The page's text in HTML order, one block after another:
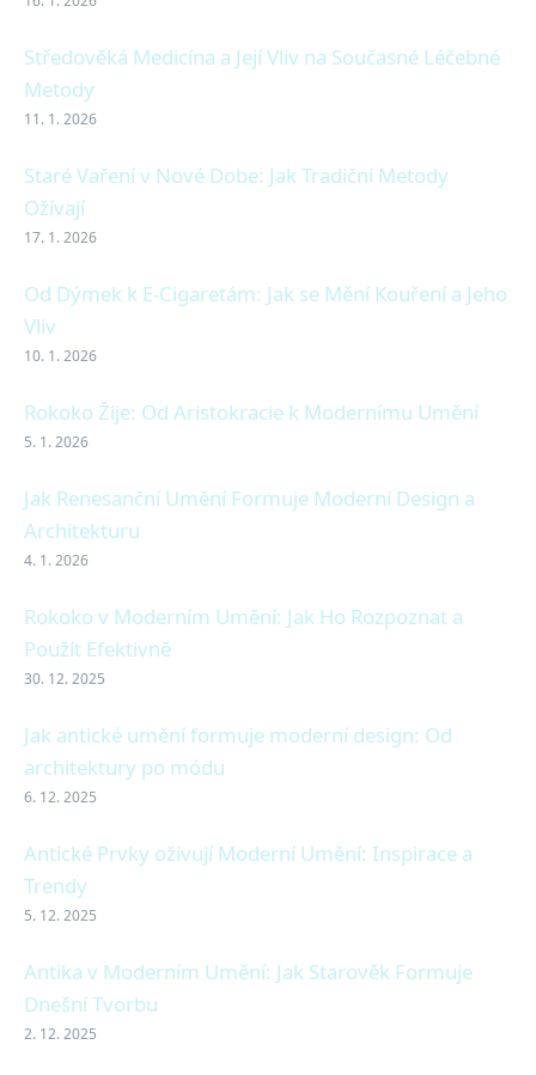
Středověká Medicína a Její Vliv na Současné Léčebné
Metody
11. 1. 2026
Staré Vaření v Nové Dobe: Jak Tradiční Metody
Ožívají
17. 1. 2026
Od Dýmek k E-Cigaretám: Jak se Mění Kouření a Jeho
Vliv
10. 1. 2026
Rokoko Žije: Od Aristokracie k Modernímu Umění
5. 1. 2026
Jak Renesanční Umění Formuje Moderní Design a
Architekturu
4. 1. 2026
Rokoko v Moderním Umění: Jak Ho Rozpoznat a
Použít Efektivně
30. 12. 2025
Jak antické umění formuje moderní design: Od
architektury po módu
6. 12. 2025
Antické Prvky oživují Moderní Umění: Inspirace a
Trendy
5. 12. 2025
Antika v Moderním Umění: Jak Starověk Formuje
Dnešní Tvorbu
2. 12. 2025